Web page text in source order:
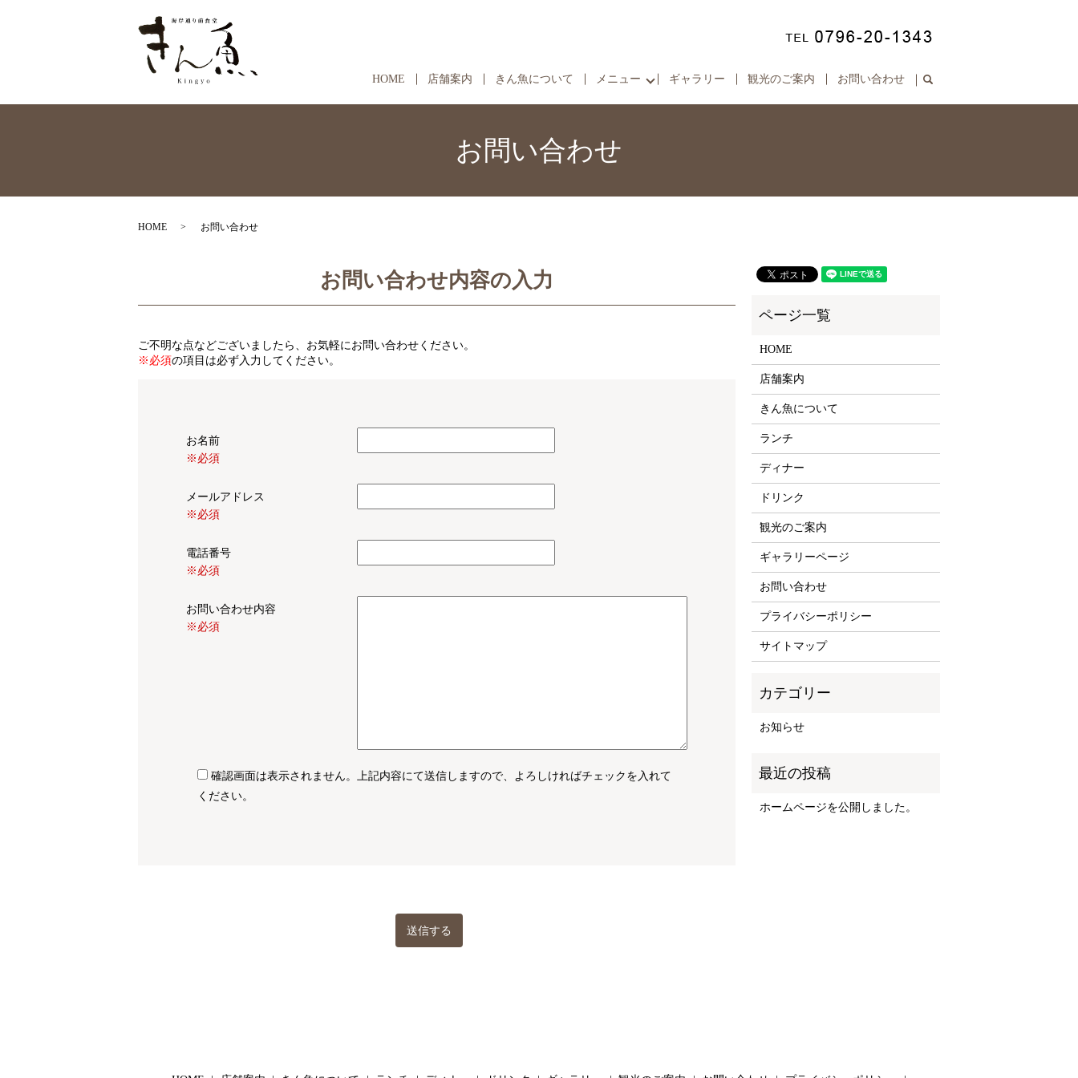
HOME 店舗案内 きん魚について メニュー ギャラリー 観光のご案内 お問い合わせ search
お問い合わせ
HOME お問い合わせ
お問い合わせ内容の入力
ご不明な点などございましたら、お気軽にお問い合わせください。
※必須の項目は必ず入力してください。
お名前
※必須
メールアドレス
※必須
電話番号
※必須
お問い合わせ内容
※必須
確認画面は表示されません。上記内容にて送信しますので、よろしければチェックを入れて
ください。
HOME
店舗案内
きん魚について
ランチ
ディナー
ドリンク
観光のご案内
ギャラリーページ
お問い合わせ
プライバシーポリシー
サイトマップ
お知らせ
ホームページを公開しました。